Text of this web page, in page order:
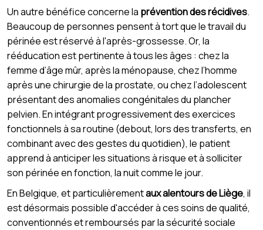
Un autre bénéfice concerne la prévention des récidives.
Beaucoup de personnes pensent à tort que le travail du
périnée est réservé à l'après-grossesse. Or, la
rééducation est pertinente à tous les âges : chez la
femme d’âge mûr, après la ménopause, chez l’homme
après une chirurgie de la prostate, ou chez l’adolescent
présentant des anomalies congénitales du plancher
pelvien. En intégrant progressivement des exercices
fonctionnels à sa routine (debout, lors des transferts, en
combinant avec des gestes du quotidien), le patient
apprend à anticiper les situations à risque et à solliciter
son périnée en fonction, la nuit comme le jour.
En Belgique, et particulièrementaux alentours de Liège, il
est désormais possible d'accéder à ces soins de qualité,
conventionnés et remboursés par la sécurité sociale